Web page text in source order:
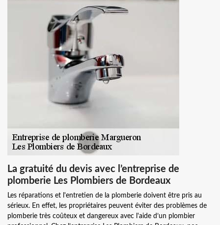
La gratuité du devis avec l’entreprise de
plomberie Les Plombiers de Bordeaux
Les réparations et l'entretien de la plomberie doivent être pris au
sérieux. En effet, les propriétaires peuvent éviter des problèmes de
plomberie très coûteux et dangereux avec l'aide d’un plombier